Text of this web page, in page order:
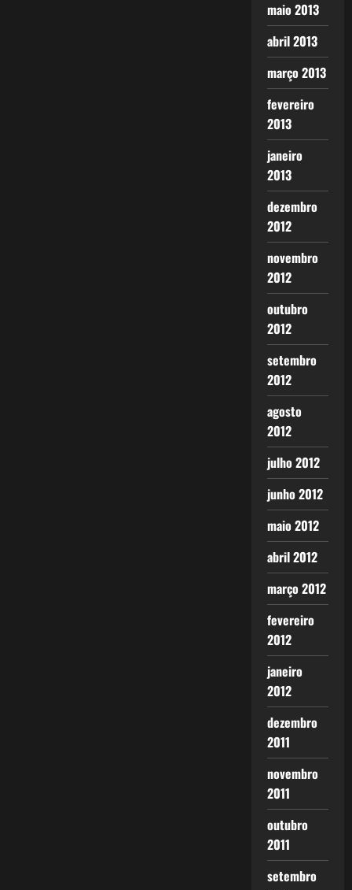
maio 2013
abril 2013
março 2013
fevereiro
2013
janeiro
2013
dezembro
2012
novembro
2012
outubro
2012
setembro
2012
agosto
2012
julho 2012
junho 2012
maio 2012
abril 2012
março 2012
fevereiro
2012
janeiro
2012
dezembro
2011
novembro
2011
outubro
2011
setembro